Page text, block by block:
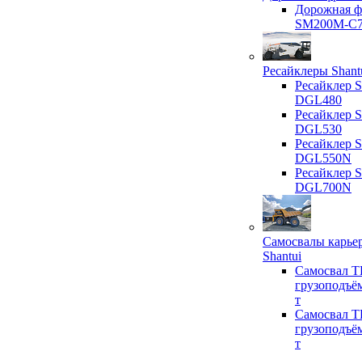
Дорожная
SM200M-
Ресайклеры
Ресайклер
DGL480
Ресайклер
DGL530
Ресайклер
DGL550N
Ресайклер
DGL700N
Самосвалы
Shantui
Самосвал
т
Самосвал
т